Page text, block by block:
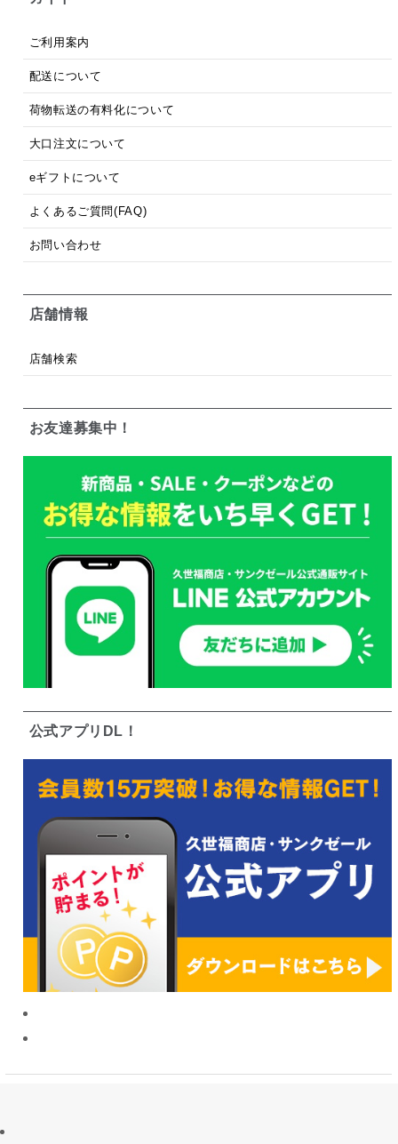
ご利用案内
配送について
荷物転送の有料化について
大口注文について
eギフトについて
よくあるご質問(FAQ)
お問い合わせ
店舗情報
店舗検索
お友達募集中！
公式アプリDL！